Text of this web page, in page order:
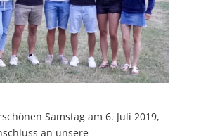
Samstag am 6. Juli 2019,
an unsere